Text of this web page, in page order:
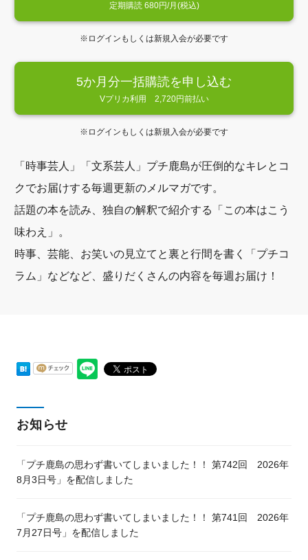
定期購読 680円/月(税込)
※ログインもしくは新規入会が必要です
5か月分一括購読を申し込む
Vプリカ利用 2,720円前払い
※ログインもしくは新規入会が必要です
「時事芸人」「文系芸人」プチ鹿島が圧倒的なキレとコ
クでお届けする毎週更新のメルマガです。
話題の本を読み、独自の解釈で紹介する「この本はこう
味わえ」。
時事、芸能、お笑いの見立てと裏と行間を書く「プチコ
ラム」などなど、盛りだくさんの内容を毎週お届け！
お知らせ
「プチ鹿島の思わず書いてしまいました！！ 第742回 2026年
8月3日号」を配信しました
「プチ鹿島の思わず書いてしまいました！！ 第741回 2026年
7月27日号」を配信しました